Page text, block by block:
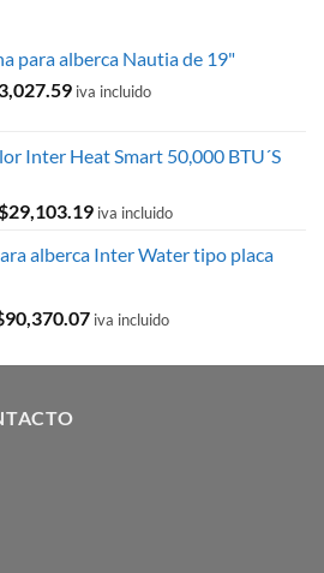
para alberca Nautia de 19"
El
es:
iva incluido
Inter Heat Smart 50,000 BTU´S
El
$29,103.19El
actual
$29,103.19.
iva incluido
alberca Inter Water tipo placa
90,370.07Rango
precios:
iva incluido